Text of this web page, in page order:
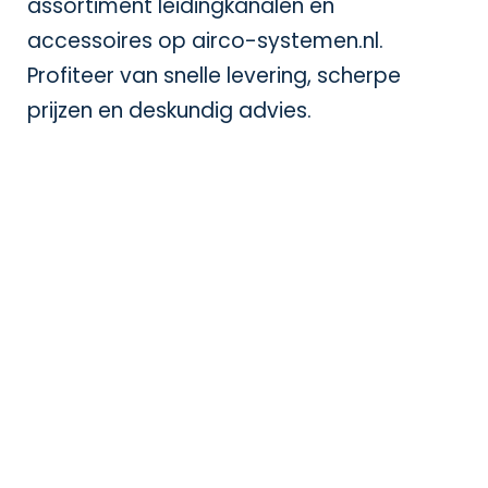
assortiment leidingkanalen en
accessoires op airco-systemen.nl.
Profiteer van snelle levering, scherpe
prijzen en deskundig advies.